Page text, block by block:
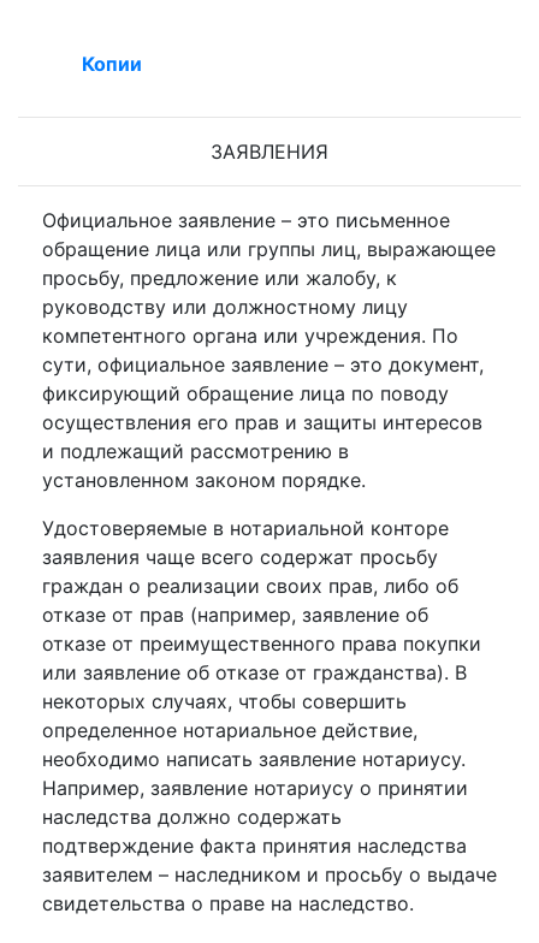
Копии
ЗАЯВЛЕНИЯ
Официальное заявление – это письменное
обращение лица или группы лиц, выражающее
просьбу, предложение или жалобу, к
руководству или должностному лицу
компетентного органа или учреждения. По
сути, официальное заявление – это документ,
фиксирующий обращение лица по поводу
осуществления его прав и защиты интересов
и подлежащий рассмотрению в
установленном законом порядке.
Удостоверяемые в нотариальной конторе
заявления чаще всего содержат просьбу
граждан о реализации своих прав, либо об
отказе от прав (например, заявление об
отказе от преимущественного права покупки
или заявление об отказе от гражданства). В
некоторых случаях, чтобы совершить
определенное нотариальное действие,
необходимо написать заявление нотариусу.
Например, заявление нотариусу о принятии
наследства должно содержать
подтверждение факта принятия наследства
заявителем – наследником и просьбу о выдаче
свидетельства о праве на наследство.